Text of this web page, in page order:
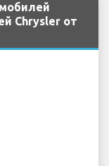
Chrysler от